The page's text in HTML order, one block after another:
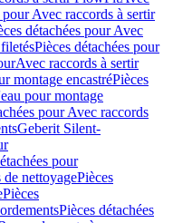
pour Avec raccords à sertir
détachées pour Avec
Pièces détachées pour
Avec raccords à sertir
montage encastréPièces
pour montage
pour Avec raccords
Geberit Silent-
pour
nettoyagePièces
Pièces
Pièces détachées